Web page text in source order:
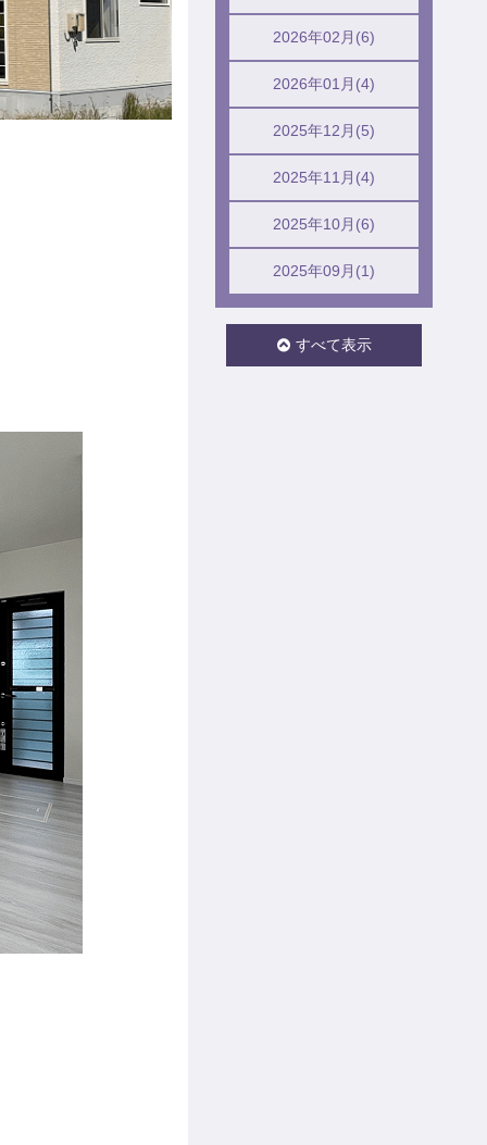
2026年02月(6)
2026年01月(4)
2025年12月(5)
2025年11月(4)
2025年10月(6)
2025年09月(1)
すべて表示